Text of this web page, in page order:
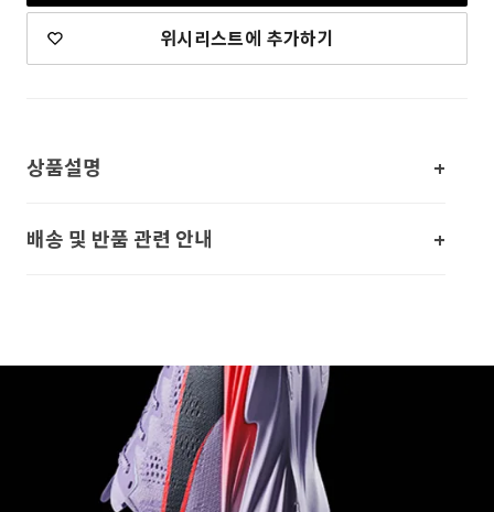
위시리스트에 추가하기
상품설명
배송 및 반품 관련 안내